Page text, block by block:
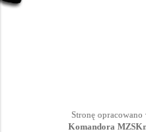
Stronę
Komandora